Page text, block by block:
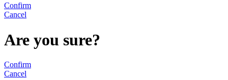
Confirm
Cancel
Are you sure?
Confirm
Cancel